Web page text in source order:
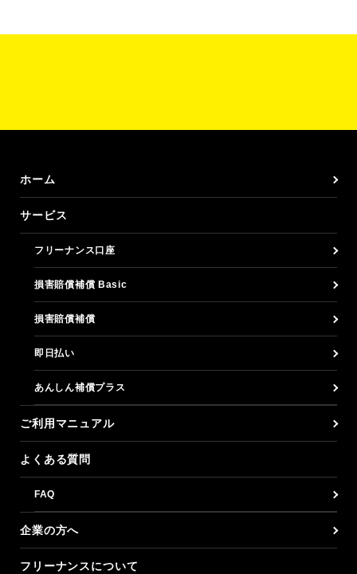
ホーム
サービス
フリーナンス口座
損害賠償補償 Basic
損害賠償補償
即日払い
あんしん補償プラス
ご利用マニュアル
よくある質問
FAQ
企業の方へ
フリーナンスについて